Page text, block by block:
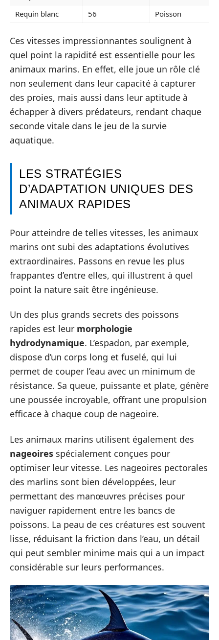
Requin blanc
56 Poisson
Ces vitesses impressionnantes soulignent à
quel point la rapidité est essentielle pour les
animaux marins. En effet, elle joue un rôle clé
non seulement dans leur capacité à capturer
des proies, mais aussi dans leur aptitude à
échapper à divers prédateurs, rendant chaque
seconde vitale dans le jeu de la survie
aquatique.
LES STRATÉGIES
D’ADAPTATION UNIQUES DES
ANIMAUX RAPIDES
Pour atteindre de telles vitesses, les animaux
marins ont subi des adaptations évolutives
extraordinaires. Passons en revue les plus
frappantes d’entre elles, qui illustrent à quel
point la nature sait être ingénieuse.
Un des plus grands secrets des poissons
rapides est leur morphologie
hydrodynamique. L’espadon, par exemple,
dispose d’un corps long et fuselé, qui lui
permet de couper l’eau avec un minimum de
résistance. Sa queue, puissante et plate, génère
une poussée incroyable, offrant une propulsion
efficace à chaque coup de nageoire.
Les animaux marins utilisent également des
nageoires spécialement conçues pour
optimiser leur vitesse. Les nageoires pectorales
des marlins sont bien développées, leur
permettant des manœuvres précises pour
naviguer rapidement entre les bancs de
poissons. La peau de ces créatures est souvent
lisse, réduisant la friction dans l’eau, un détail
qui peut sembler minime mais qui a un impact
considérable sur leurs performances.